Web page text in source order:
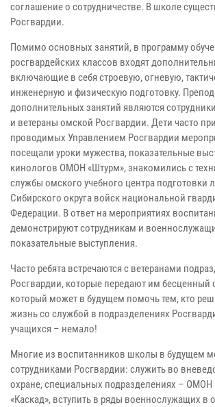
соглашение о сотрудничестве. В школе
Росгвардии.
Помимо основных занятий, в программу
росгвардейских классов входят
включающие в себя строевую, огневую,
инженерную и физическую подготовку.
дополнительных занятий являются
и ветераны омской Росгвардии. Дети часто
проводимых Управлением Росгвардии
посещали уроки мужества, показательные
кинологов ОМОН «Штурм», знакомились с
службы омского учебного центра подготовки
Сибирского округа войск национальной
Федерации. В ответ на мероприятиях
демонстрируют сотрудникам и
показательные выступления.
Часто ребята встречаются с ветеранами
Росгвардии, которые передают им бесценный
который может в будущем помочь тем, кто
жизнь со службой в подразделениях
учащихся – немало!
Многие из воспитанников школы в будущем
сотрудниками Росгвардии: служить во
охране, специальных подразделениях –
«Каскад», вступить в ряды военнослужащих в